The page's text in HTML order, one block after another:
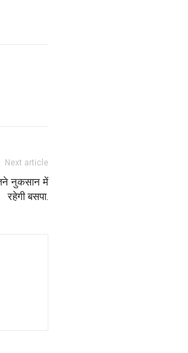
Next article
नुकसान में
रहेगी बसपा.